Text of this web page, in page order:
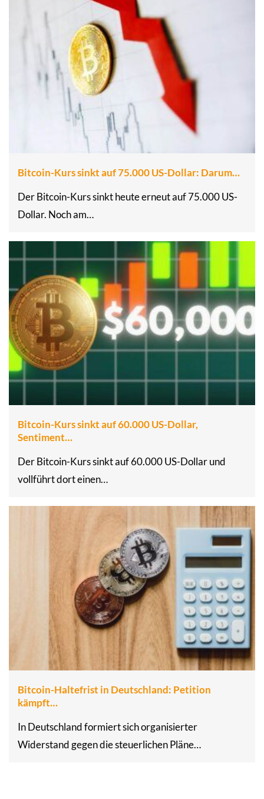
Bitcoin-Kurs sinkt auf 75.000 US-Dollar: Darum…
Der Bitcoin-Kurs sinkt heute erneut auf 75.000 US-
Dollar. Noch am…
Bitcoin-Kurs sinkt auf 60.000 US-Dollar,
Sentiment…
Der Bitcoin-Kurs sinkt auf 60.000 US-Dollar und
vollführt dort einen…
Bitcoin-Haltefrist in Deutschland: Petition
kämpft…
In Deutschland formiert sich organisierter
Widerstand gegen die steuerlichen Pläne…